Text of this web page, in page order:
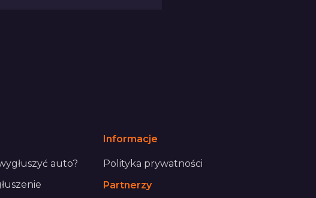
auto?
Informacje
Polityka prywatności
Partnerzy